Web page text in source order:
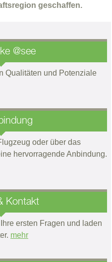
geschaffen.
@see
Qualitäten und Potenziale
oder über das
hervorragende Anbindung.
Kontakt
ersten Fragen und laden
mehr